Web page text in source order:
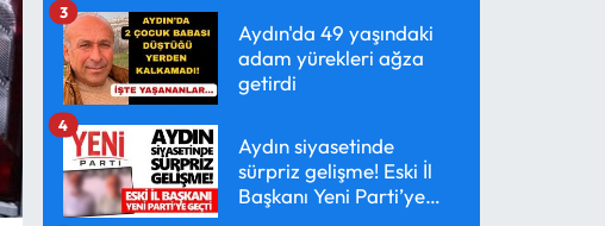
Aydın'da 49 yaşındaki
adam yürekleri ağza
getirdi
3
Aydın siyasetinde
sürpriz gelişme! Eski İl
Başkanı Yeni Parti’ye
4